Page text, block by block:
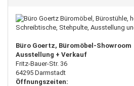
Büro Goertz, Büromöbel-Showroom
Ausstellung + Verkauf
Fritz-Bauer-Str. 36
64295 Darmstadt
Öffnungszeiten: